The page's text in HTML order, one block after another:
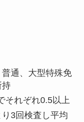
通、大型特殊免
持
それぞれ0.5以上
3回検査し平均